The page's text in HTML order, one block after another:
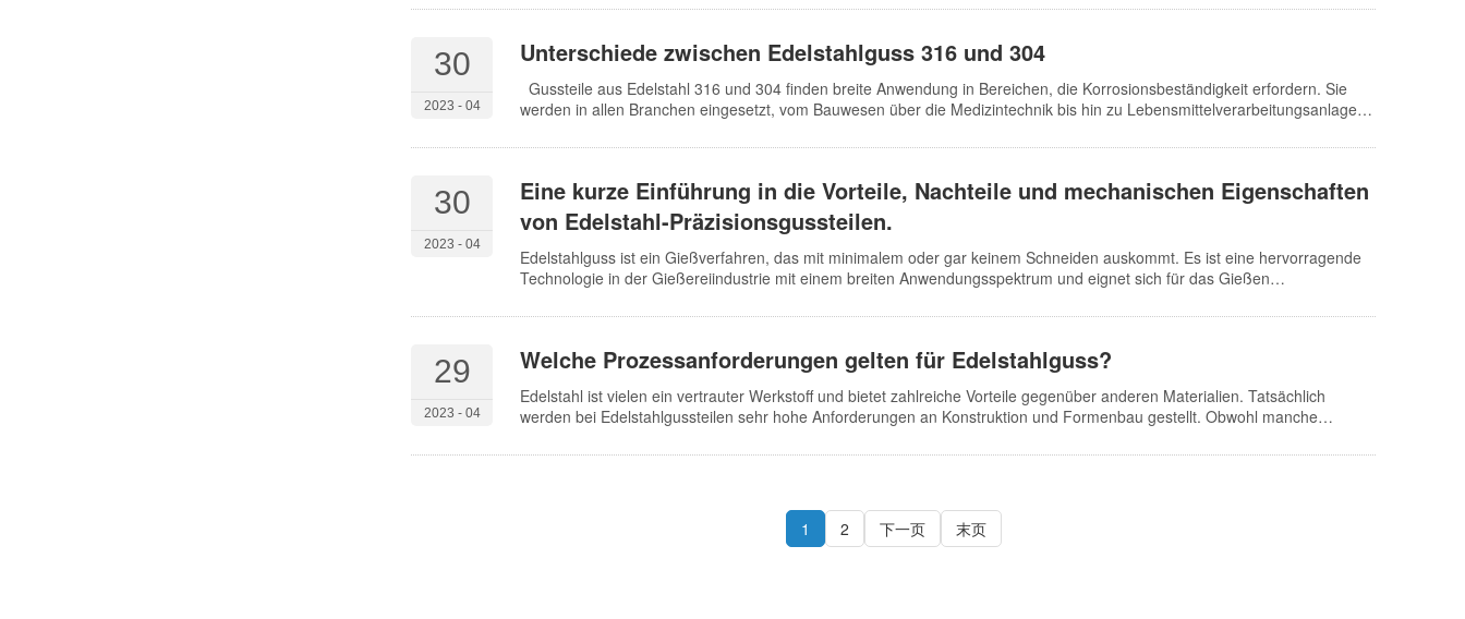
optimiert den gesamten Produktionsprozess und führt zu qualitativ hochwertigeren Produkten. Beim Füllvorgang muss das
Diese Substanzen…
30
2023 - 04
Unterschiede zwischen Edelstahlguss 316 und 304
Gussteile aus Edelstahl 316 und 304 finden breite Anwendung in Bereichen, die Korrosionsbeständigkeit erfordern. Sie
werden in allen Branchen eingesetzt, vom Bauwesen über die Medizintechnik bis hin zu Lebensmittelverarbeitungsanlagen.
korrosiven Säuren. Zum anderen lassen sich chirurgische Instrumente und Geschirr aus Edelstahl leicht reinigen und
somit sein ästhetisches Erscheinungsbild behält. Natürlich unterliegen auch Edelstahlgussteile mit der Zeit Verschleiß und
Korrosion.
30
2023 - 04
Eine kurze Einführung in die Vorteile, Nachteile und mechanischen Eigenschaften
von Edelstahl-Präzisionsgussteilen.
Edelstahlguss ist ein Gießverfahren, das mit minimalem oder gar keinem Schneiden auskommt. Es ist eine hervorragende
Technologie in der Gießereiindustrie mit einem breiten Anwendungsspektrum und eignet sich für das Gießen
schmelzbaren Materialien hergestellt, das anschließend mit mehreren Schichten einer speziellen feuerfesten Beschichtung
Wasser oder Dampf von der Hülle abgetrennt. Edelstahlguss bietet eine hohe Maßgenauigkeit. Das Feingussverfahren ist
29
2023 - 04
Welche Prozessanforderungen gelten für Edelstahlguss?
Edelstahl ist vielen ein vertrauter Werkstoff und bietet zahlreiche Vorteile gegenüber anderen Materialien. Tatsächlich
werden bei Edelstahlgussteilen sehr hohe Anforderungen an Konstruktion und Formenbau gestellt. Obwohl manche
Prozessanforderungen gelten also für Edelstahlgussteile? Im Folgenden finden Sie eine Einführung. 1. Die Trennfläche
1
2 下一页 末页